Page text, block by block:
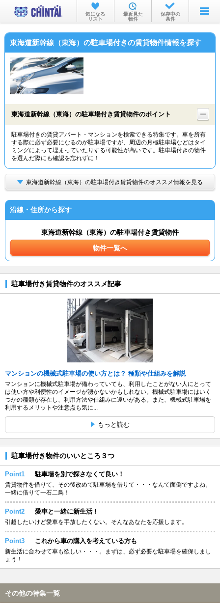
お部屋を探す
沿線・駅から
物件特集から
TOP
気になる
リスト
最近見た
物件
保存中の
条件
東海道新幹線（東海）の駐車場付きの賃貸物件情報を探す
東海道新幹線（東海）の駐車場付き賃貸物件のポイント
駐車場付きの賃貸アパート・マンションを検索できる特集です。車を所有
する際に必ず必要になるのが駐車場ですが、周辺の月極駐車場などはタイ
ミングによって埋まっていたりする可能性が高いです。駐車場付きの物件
を選んだ際にも確認を忘れずに！
東海道新幹線（東海）の駐車場付き賃貸物件のオススメ情報を見る
沿線・住所から探す
東海道新幹線（東海）の駐車場付き賃貸物件
物件一覧へ
駐車場付き賃貸物件のオススメ記事
マンションの機械式駐車場の使い方とは？ 種類や仕組みを解説
マンションに機械式駐車場が備わっていても、利用したことがない人にとって
は使い方や利便性のイメージが湧かないかもしれない。機械式駐車場にはいく
つかの種類が存在し、利用方法や仕組みに違いがある。また、機械式駐車場を
利用するメリットや注意点も気に...
もっと読む
駐車場付き物件のいいところ３つ
Point1 駐車場を別で探さなくて良い！
賃貸物件を借りて、その後改めて駐車場を借りて・・・なんて面倒ですよね。
一緒に借りて一石二鳥！
Point2 愛車と一緒に新生活！
引越したいけど愛車を手放したくない。そんなあなたを応援します。
Point3 これから車の購入を考えている方も
新生活に合わせて車も欲しい・・・。まずは、必ず必要な駐車場を確保しまし
ょう！
その他の特集一覧